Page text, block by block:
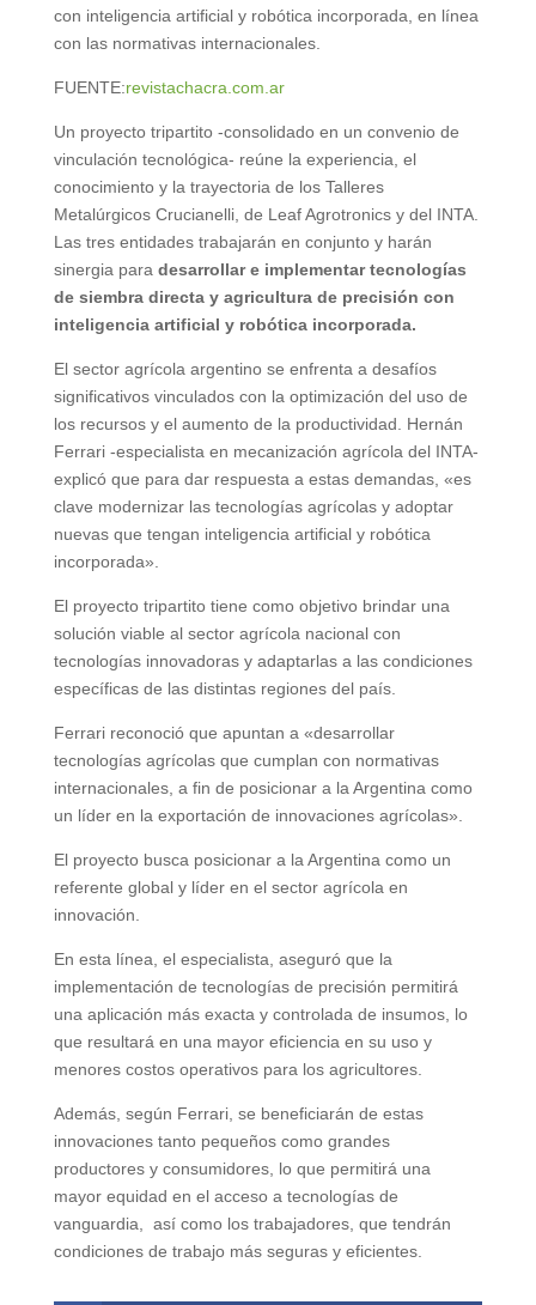
con inteligencia artificial y robótica incorporada, en línea
con las normativas internacionales.
FUENTE:revistachacra.com.ar
Un proyecto tripartito -consolidado en un convenio de
vinculación tecnológica- reúne la experiencia, el
conocimiento y la trayectoria de los Talleres
Metalúrgicos Crucianelli, de Leaf Agrotronics y del INTA.
Las tres entidades trabajarán en conjunto y harán
sinergia para desarrollar e implementar tecnologías
de siembra directa y agricultura de precisión con
inteligencia artificial y robótica incorporada.
El sector agrícola argentino se enfrenta a desafíos
significativos vinculados con la optimización del uso de
los recursos y el aumento de la productividad. Hernán
Ferrari -especialista en mecanización agrícola del INTA-
explicó que para dar respuesta a estas demandas, «es
clave modernizar las tecnologías agrícolas y adoptar
nuevas que tengan inteligencia artificial y robótica
incorporada».
El proyecto tripartito tiene como objetivo brindar una
solución viable al sector agrícola nacional con
tecnologías innovadoras y adaptarlas a las condiciones
específicas de las distintas regiones del país.
Ferrari reconoció que apuntan a «desarrollar
tecnologías agrícolas que cumplan con normativas
internacionales, a fin de posicionar a la Argentina como
un líder en la exportación de innovaciones agrícolas».
El proyecto busca posicionar a la Argentina como un
referente global y líder en el sector agrícola en
innovación.
En esta línea, el especialista, aseguró que la
implementación de tecnologías de precisión permitirá
una aplicación más exacta y controlada de insumos, lo
que resultará en una mayor eficiencia en su uso y
menores costos operativos para los agricultores.
Además, según Ferrari, se beneficiarán de estas
innovaciones tanto pequeños como grandes
productores y consumidores, lo que permitirá una
mayor equidad en el acceso a tecnologías de
vanguardia, así como los trabajadores, que tendrán
condiciones de trabajo más seguras y eficientes.